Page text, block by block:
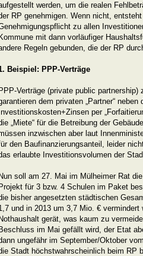
werden, um die realen
RP genehmigen. Wenn nicht, entsteht
zu allen
Kommune mit dann vorläufiger
Regeln gebunden, die der RP
Beispiel: PPP-Verträge
PPP-Verträge (private public
dem privaten „Partner“ neben
Investitionskosten+Zinsen per
„Miete“ für die Betreibung der
inzwischen aber laut
den Baufinanzierungsanteil, leider
erlaubte Investitionsvolumen der
Nun soll am 27. Mai im Mülheimer Rat
Projekt für 3 bzw. 4 Schulen im Paket
bisher angesetzten städtischen
und in 2013 um 3,7 Mio. € vermindert
Nothaushalt gerät, was kaum zu
Beschluss im Mai gefällt wird, der Etat
ungefähr im September/Oktober
Stadt höchstwahrscheinlich beim RP